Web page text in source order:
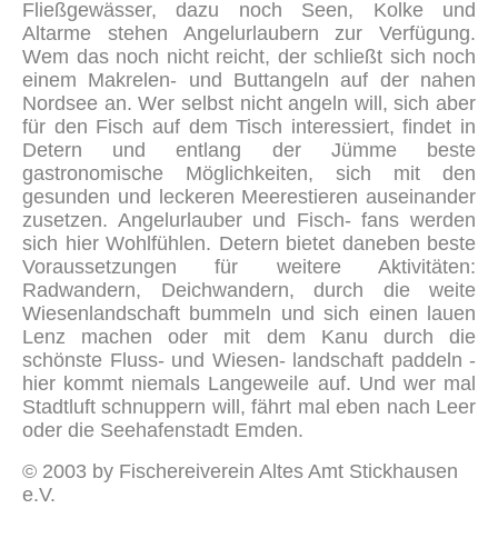
Fließgewässer, dazu noch Seen, Kolke und
Altarme stehen Angelurlaubern zur Verfügung.
Wem das noch nicht reicht, der schließt sich noch
einem Makrelen- und Buttangeln auf der nahen
Nordsee an. Wer selbst nicht angeln will, sich aber
für den Fisch auf dem Tisch interessiert, findet in
Detern und entlang der Jümme beste
gastronomische Möglichkeiten, sich mit den
gesunden und leckeren Meerestieren auseinander
zusetzen. Angelurlauber und Fisch- fans werden
sich hier Wohlfühlen. Detern bietet daneben beste
Voraussetzungen für weitere Aktivitäten:
Radwandern, Deichwandern, durch die weite
Wiesenlandschaft bummeln und sich einen lauen
Lenz machen oder mit dem Kanu durch die
schönste Fluss- und Wiesen- landschaft paddeln -
hier kommt niemals Langeweile auf. Und wer mal
Stadtluft schnuppern will, fährt mal eben nach Leer
oder die Seehafenstadt Emden.
© 2003 by Fischereiverein Altes Amt Stickhausen
e.V.